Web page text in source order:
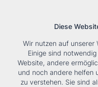
Tools
Diese
Wir nutzen auf unserer
Einige sind
Website, andere
und noch andere helfen
zu verstehen. Sie sind